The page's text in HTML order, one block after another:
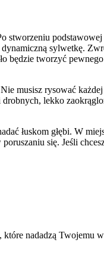
stworzeniu
sylwetkę.
będzie tworzyć
musisz rysować każdej
drobnych, lekko
łuskom głębi. W
się. Jeśli
które nadadzą Twojemu